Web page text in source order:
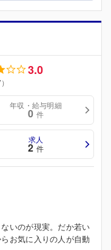
3.0
年収・給与明細
0 件
求人
2 件
いのが現実。だか若い
お気に入りの人が自動